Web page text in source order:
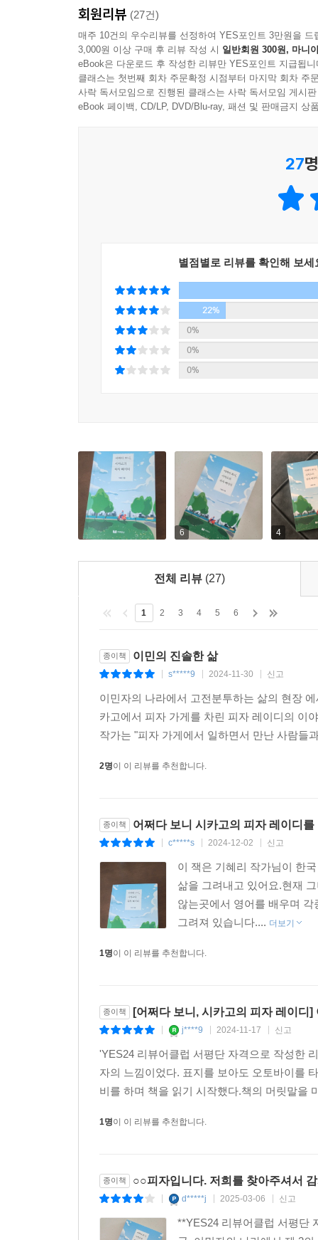
--- p.188
얻기까지 성실하게 달려왔던 삶을 반추하고, 현재
작가가 들려주는 피자 이야기, 이민자의 삶, 미국
찾던 행복이 우리 곁에, 그리고 우리 안에 있음을
회원리뷰 (27건)
매주 10건의 우수리뷰를 선정하여 YES포인트 3만원을 드
3,000원 이상 구매 후 리뷰 작성 시 일반회원 300원, 마니
eBook은 다운로드 후 작성한 리뷰만 YES포인트 지급됩니
클래스는 첫번째 회차 주문확정 시점부터 마지막 회차 주
사락 독서모임으로 진행된 클래스는 사락 독서모임 게시
eBook 페이백, CD/LP, DVD/Blu-ray, 패션 및 판매금지 상
27
별점별로 리뷰를 확인해 보세
22%
0%
0%
0%
6 4
전체 리뷰 (27)
1 2 3 4 5 6
종이책 이민의 진솔한 삶
s*****9 2024-11-30 신고
이민자의 나라에서 고전분투하는 삶의 현장
카고에서 피자 가게를 차린 피자 레이디의 이
작가는 "피자 가게에서 일하면서 만난 사람들
2명이 이 리뷰를 추천합니다.
종이책 어쩌다 보니 시카고의 피자 레이디를
c*****s 2024-12-02 신고
이 잭은 기혜리 작가님이 한
삶을 그려내고 있어요.현재
않는곳에서 영어를 배우며
그려져 있습니다.... 더보기
1명이 이 리뷰를 추천합니다.
종이책 [어쩌다 보니, 시카고의 피자 레이디
j****9 2024-11-17 신고
'YES24 리뷰어클럽 서평단 자격으로 작성한
자의 느낌이었다. 표지를 보아도 오토바이를
비를 하며 책을 읽기 시작했다.책의 머릿말을
1명이 이 리뷰를 추천합니다.
종이책 ○○피자입니다. 저희를 찾아주셔서
d*****j 2025-03-06 신고
**YES24 리뷰어클럽 서평단